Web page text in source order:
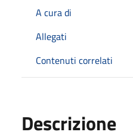
A cura di
Allegati
Contenuti correlati
Descrizione